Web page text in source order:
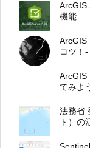
ArcGIS
機能
ArcGIS
コツ！
ArcGIS
てみよ
法務省
ト）の